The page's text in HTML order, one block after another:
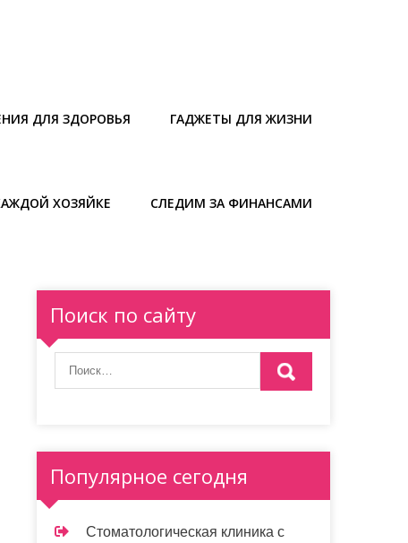
ДЛЯ ЗДОРОВЬЯ ГАДЖЕТЫ ДЛЯ ЖИЗНИ
ХОЗЯЙКЕ СЛЕДИМ ЗА ФИНАНСАМИ
Поиск по сайту
Популярное сегодня
Стоматологическая клиника с